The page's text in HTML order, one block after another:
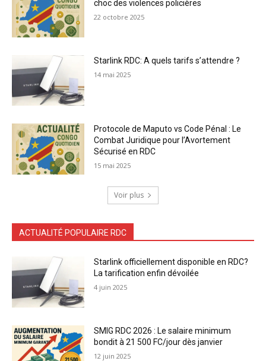
choc des violences policières
22 octobre 2025
Starlink RDC: A quels tarifs s’attendre ?
14 mai 2025
Protocole de Maputo vs Code Pénal : Le
Combat Juridique pour l’Avortement
Sécurisé en RDC
15 mai 2025
Voir plus
ACTUALITÉ POPULAIRE RDC
Starlink officiellement disponible en RDC?
La tarification enfin dévoilée
4 juin 2025
SMIG RDC 2026 : Le salaire minimum
bondit à 21 500 FC/jour dès janvier
12 juin 2025